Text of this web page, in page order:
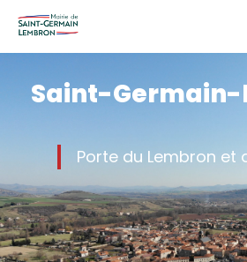
Saint-Germain-
Porte du Lembron et